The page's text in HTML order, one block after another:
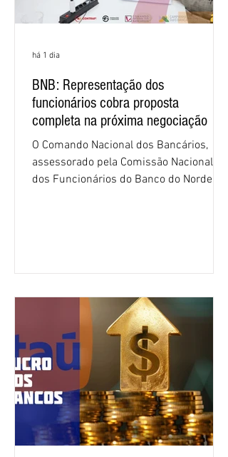
BNB: Representação dos
funcionários cobra proposta
completa na próxima negociação
O Comando Nacional dos Bancários,
assessorado pela Comissão Nacional
dos Funcionários do Banco do Nordeste
negociação encerrou a discussão das
cláusulas econômicas e sindicais da
minuta, e a representação dos
funcionários cobrou que o banco
apresente uma proposta c
há 1 dia